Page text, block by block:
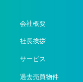
会社概要
社長挨拶
サービス
過去売買物件